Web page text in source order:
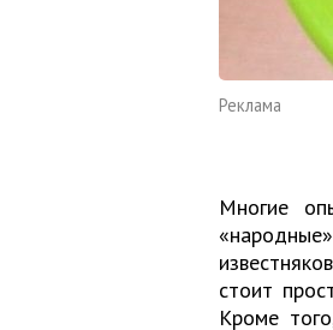
Реклама
Многие
стоит
Кроме